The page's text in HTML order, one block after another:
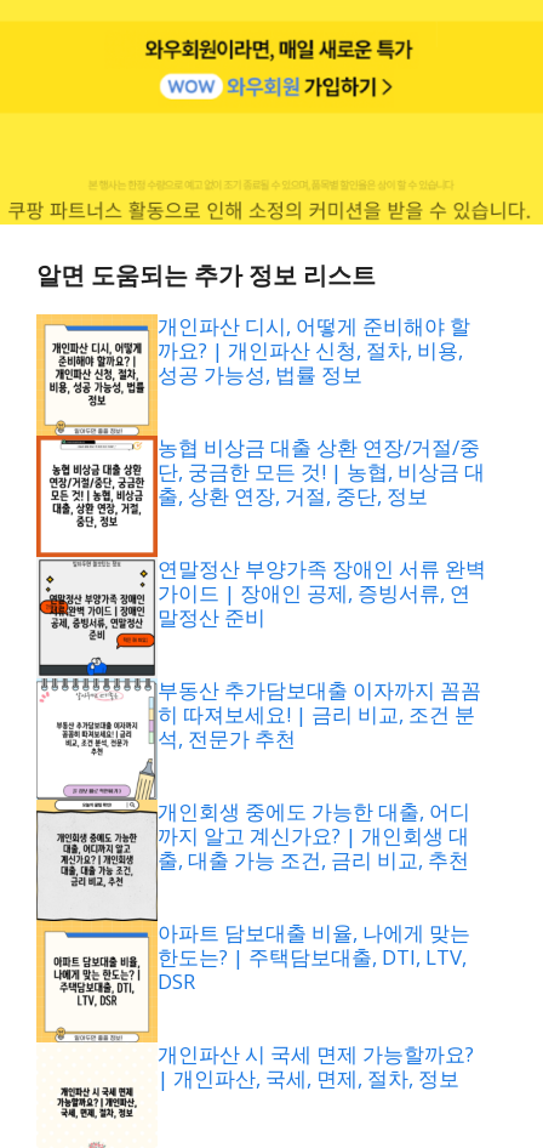
알면 도움되는 추가 정보 리스트
개인파산 디시, 어떻게 준비해야 할
까요? | 개인파산 신청, 절차, 비용,
성공 가능성, 법률 정보
농협 비상금 대출 상환 연장/거절/중
단, 궁금한 모든 것! | 농협, 비상금 대
출, 상환 연장, 거절, 중단, 정보
연말정산 부양가족 장애인 서류 완벽
가이드 | 장애인 공제, 증빙서류, 연
말정산 준비
부동산 추가담보대출 이자까지 꼼꼼
히 따져보세요! | 금리 비교, 조건 분
석, 전문가 추천
개인회생 중에도 가능한 대출, 어디
까지 알고 계신가요? | 개인회생 대
출, 대출 가능 조건, 금리 비교, 추천
아파트 담보대출 비율, 나에게 맞는
한도는? | 주택담보대출, DTI, LTV,
DSR
개인파산 시 국세 면제 가능할까요?
| 개인파산, 국세, 면제, 절차, 정보